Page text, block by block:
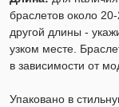
браслетов около
другой длины -
узком месте.
в зависимости от
Упаковано в